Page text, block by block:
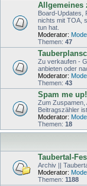
Allgemeines
Board-Updates,
nichts mit TOA,
tun hat.
Moderator:
Themen: 47
Zu verkaufen -
anbieten oder
Moderator:
Themen: 43
Spam me up!
Zum Zuspamen,
Beitragszähler
Moderator:
Themen: 18
Taubertal-
Archiv ||
Moderator:
Themen: 1188